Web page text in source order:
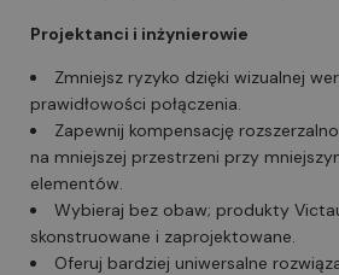
Projektanci i inżynierowie
Zmniejsz ryzyko dzięki wizualnej
prawidłowości połączenia.
Zapewnij kompensację
na mniejszej przestrzeni przy
elementów.
Wybieraj bez obaw; produkty
skonstruowane i zaprojektowane.
Oferuj bardziej uniwersalne